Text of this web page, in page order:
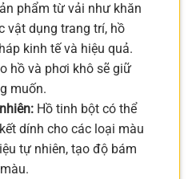
phẩm từ vải như khăn
vật dụng trang trí, hồ
kinh tế và hiệu quả.
hồ và phơi khô sẽ giữ
muốn.
Hồ tinh bột có thể
dính cho các loại màu
tự nhiên, tạo độ bám